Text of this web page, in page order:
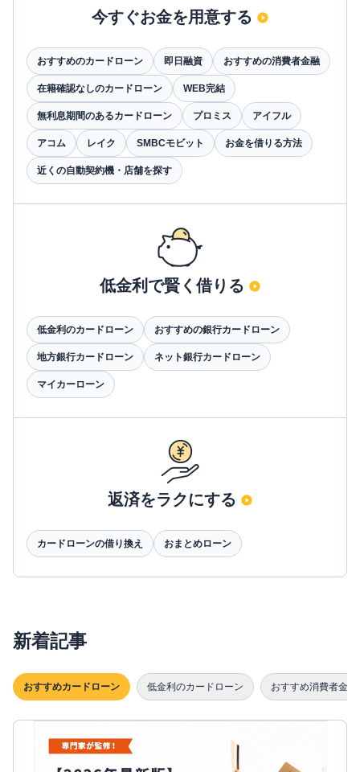
今すぐお金を用意する
おすすめのカードローン 即日融資 おすすめの消費者金融
在籍確認なしのカードローン WEB完結
無利息期間のあるカードローン プロミス アイフル
アコム レイク SMBCモビット お金を借りる方法
近くの自動契約機・店舗を探す
低金利で賢く借りる
低金利のカードローン おすすめの銀行カードローン
地方銀行カードローン ネット銀行カードローン
マイカーローン
返済をラクにする
カードローンの借り換え おまとめローン
新着記事
おすすめカードローン 低金利のカードローン おすすめ消費者金融